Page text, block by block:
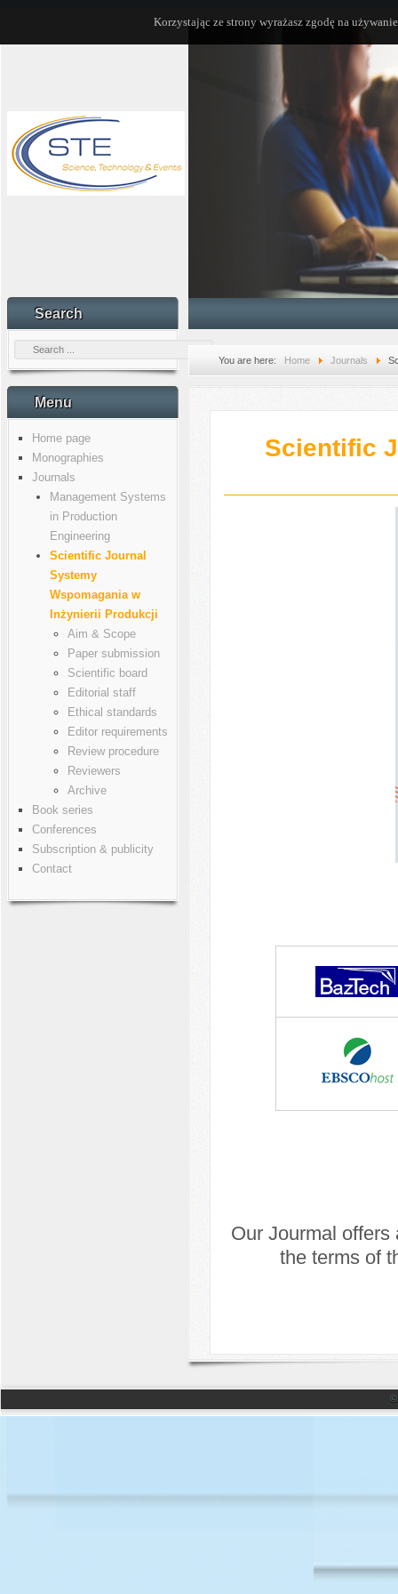
Korzystając ze strony wyrażasz zgodę na
Search
Menu
Home page
Monographies
Journals
Management Systems
in Production
Engineering
Scientific Journal
Systemy
Wspomagania w
Inżynierii Produkcji
Aim & Scope
Paper submission
Scientific board
Editorial staff
Ethical standards
Editor requirements
Review procedure
Reviewers
Archive
Book series
Conferences
Subscription & publicity
Contact
You are here: Home Journals
Scientific
Our Jourmal
the terms of
©